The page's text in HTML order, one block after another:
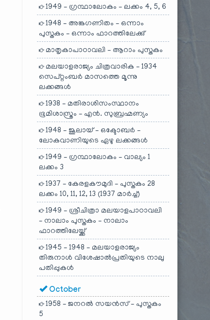
1949 – ഗ്രന്ഥാലോകം – ലക്കം 4, 5, 6
1948 – അങ്കഗണിതം – ഒന്നാം
പുസ്തകം – ഒന്നാം ഫാറത്തിലേക്കു്
മാതൃകാപാഠാവലി – ആറാം പുസ്തകം
മലയാളരാജ്യം ചിത്രവാരിക – 1934
സെപ്റ്റംബർ മാസത്തെ മൂന്നു
ലക്കങ്ങൾ
1938 – മതിരാശിസംസ്ഥാനം
ഭൂമിശാസ്ത്രം – എൻ. സുബ്രഹ്മണ്യം
1948 – ജൂലായ് – ഒക്ടോബർ –
ലോകവാണിയുടെ ഏഴു ലക്കങ്ങൾ
1949 – ഗ്രന്ഥാലോകം – വാല്യം 1
ലക്കം 3
1937 – കേരളകൗമുദി – പുസ്തകം 28
ലക്കം 10, 11, 12, 13 (1937 മാർച്ച്)
1949 – ശ്രീചിത്രാ മലയാളപാഠാവലി
– നാലാം പുസ്തകം – നാലാം
ഫാറത്തിലേയ്ക്ക്
1945 – 1948 – മലയാളരാജ്യം
തിരുനാൾ വിശേഷാൽപ്രതിയുടെ നാലു
പതിപ്പുകൾ
October
1958 – ജനറൽ സയൻസ് – പുസ്തകം
5